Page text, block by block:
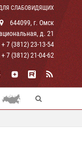
СЛАБОВИДЯЩИХ
644099, г. Омск
д. 21
+ 7 (3812) 23-13-54
+ 7 (3812) 21-04-62